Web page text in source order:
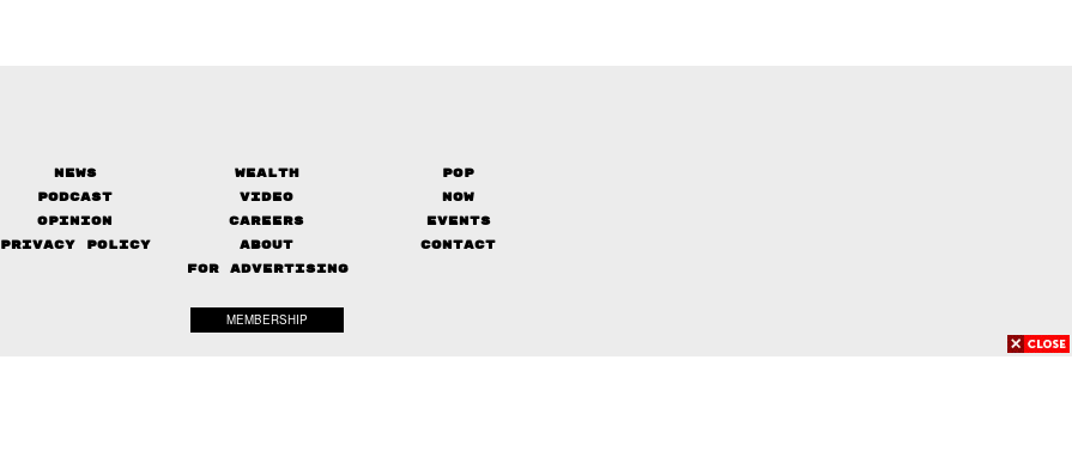
News Wealth
Pop
Podcast
Video
Now
Opinion
Careers
Events
Privacy Policy
About
Contact
FOR ADVERTISING
MEMBERSHIP